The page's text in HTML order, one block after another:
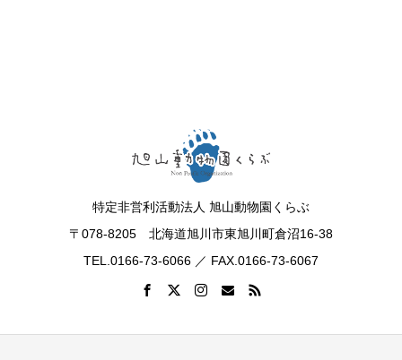
特定非営利活動法人 旭山動物園くらぶ
〒078-8205 北海道旭川市東旭川町倉沼16-38
TEL.0166-73-6066 ／ FAX.0166-73-6067